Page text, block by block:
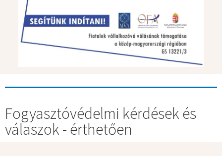
Fogyasztóvédelmi kérdések és
válaszok - érthetően